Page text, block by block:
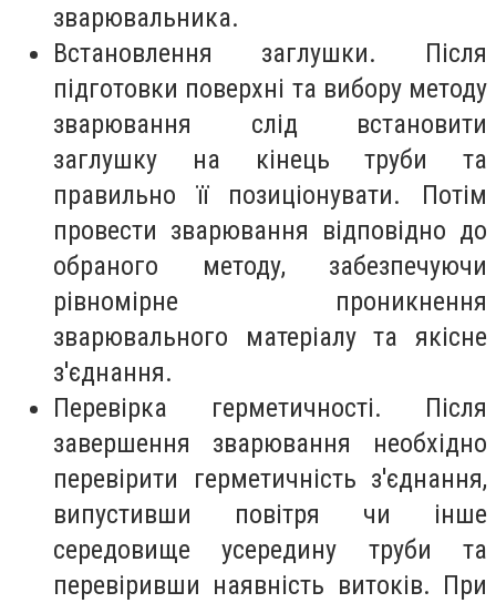
зварювальника.
Встановлення заглушки. Після
підготовки поверхні та вибору методу
зварювання слід встановити
заглушку на кінець труби та
правильно її позиціонувати. Потім
провести зварювання відповідно до
обраного методу, забезпечуючи
рівномірне проникнення
зварювального матеріалу та якісне
з'єднання.
Перевірка герметичності. Після
завершення зварювання необхідно
перевірити герметичність з'єднання,
випустивши повітря чи інше
середовище усередину труби та
перевіривши наявність витоків. При